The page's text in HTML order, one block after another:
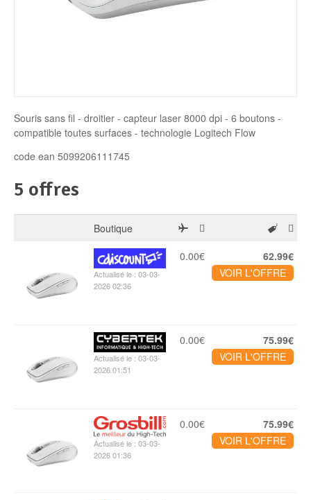
Souris sans fil - droitier - capteur laser 8000 dpi - 6 boutons -
compatible toutes surfaces - technologie Logitech Flow
code ean 5099206111745
5 offres
Boutique
Actualisé le : 03-03-
2026 02:36
0.00€
62.99€
VOIR L'OFFRE
Actualisé le : 03-03-
2026 01:51
0.00€
75.99€
VOIR L'OFFRE
Actualisé le : 03-03-
2026 01:36
0.00€
75.99€
VOIR L'OFFRE